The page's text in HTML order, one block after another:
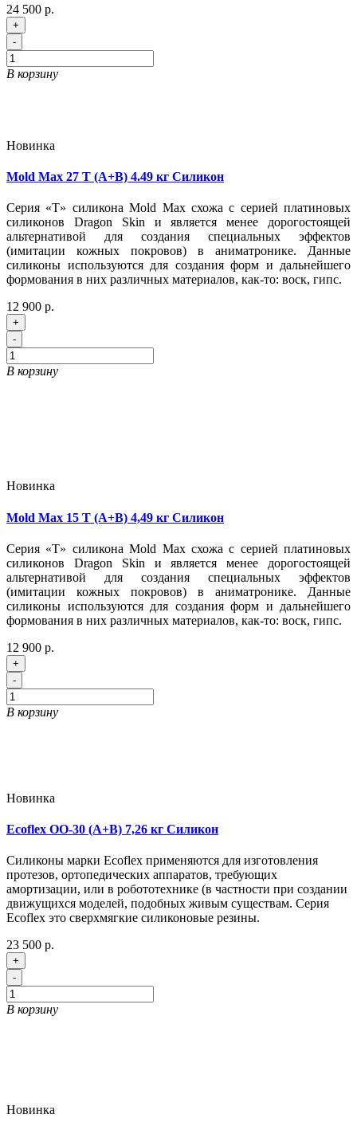
24 500 р.
+
-
В корзину
Новинка
Mold Max 27 T (A+B) 4.49 кг Силикон
Серия «T» силикона Mold Max схожа с серией платиновых
силиконов Dragon Skin и является менее дорогостоящей
альтернативой для создания специальных эффектов
(имитации кожных покровов) в аниматронике. Данные
силиконы используются для создания форм и дальнейшего
формования в них различных материалов, как-то: воск, гипс.
12 900 р.
+
-
В корзину
Новинка
Mold Max 15 T (A+B) 4,49 кг Силикон
Серия «T» силикона Mold Max схожа с серией платиновых
силиконов Dragon Skin и является менее дорогостоящей
альтернативой для создания специальных эффектов
(имитации кожных покровов) в аниматронике. Данные
силиконы используются для создания форм и дальнейшего
формования в них различных материалов, как-то: воск, гипс.
12 900 р.
+
-
В корзину
Новинка
Ecoflex OO-30 (A+B) 7,26 кг Силикон
Силиконы марки Ecoflex применяются для изготовления
протезов, ортопедических аппаратов, требующих
амортизации, или в робототехнике (в частности при создании
движущихся моделей, подобных живым существам. Серия
Ecoflex это сверхмягкие силиконовые резины.
23 500 р.
+
-
В корзину
Новинка